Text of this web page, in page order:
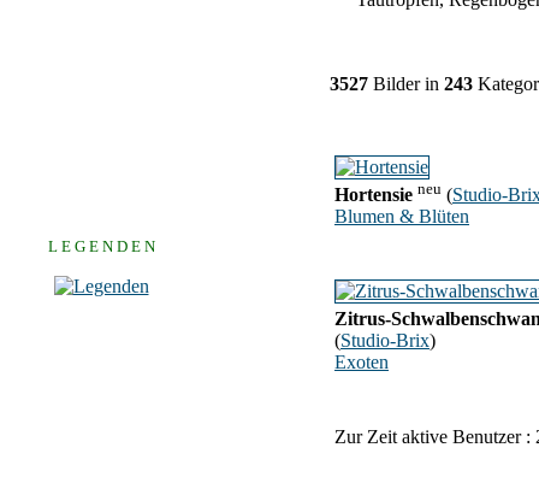
L E G E N D E N
3527 Bilder in 243
Hortensie neu (Studio-
Blumen & Blüten
Zitrus-
(Studio-Brix)
Exoten
Zur Zeit aktive Benutzer :